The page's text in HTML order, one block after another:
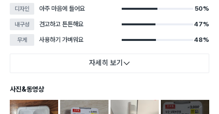
디자인 아주 마음에 들어요 50%
내구성 견고하고 튼튼해요 47%
무게 사용하기 가벼워요 48%
자세히 보기
사진&동영상